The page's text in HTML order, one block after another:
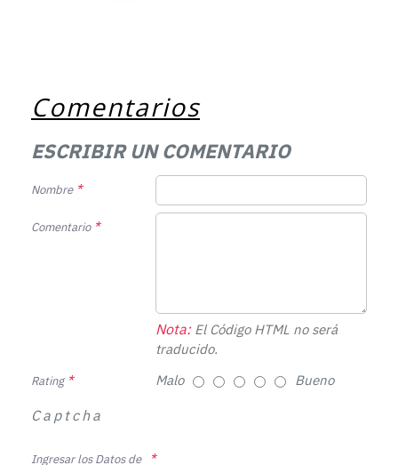
Comentarios
ESCRIBIR UN COMENTARIO
Nombre
Comentario
Nota:El Código HTML no será
traducido.
Rating Malo Bueno
Captcha
Ingresar los Datos de